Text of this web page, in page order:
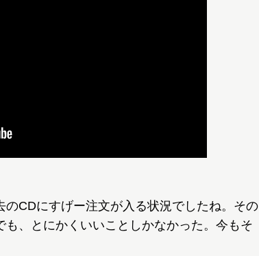
のCDにすげー注文が入る状況でしたね。その
、とにかくいいことしかなかった。今もそ